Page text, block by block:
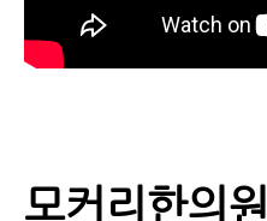
모커리한의원